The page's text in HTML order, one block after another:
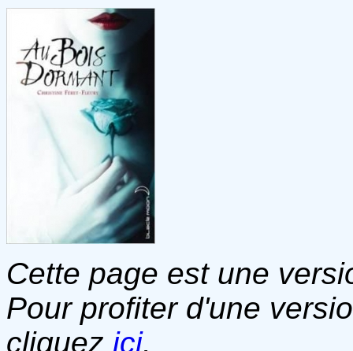
Cette page est une
Pour profiter d'une
cliquez ici.